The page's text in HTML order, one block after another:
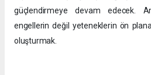
güçlendirmeye devam edecek.
engellerin değil yeteneklerin ön plana
oluşturmak.